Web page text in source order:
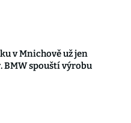
v Mnichově už jen
spouští výrobu